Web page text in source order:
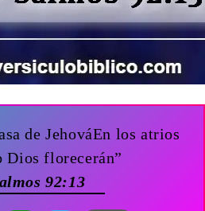
de JehováEn los atrios
Dios florecerán”
92:13